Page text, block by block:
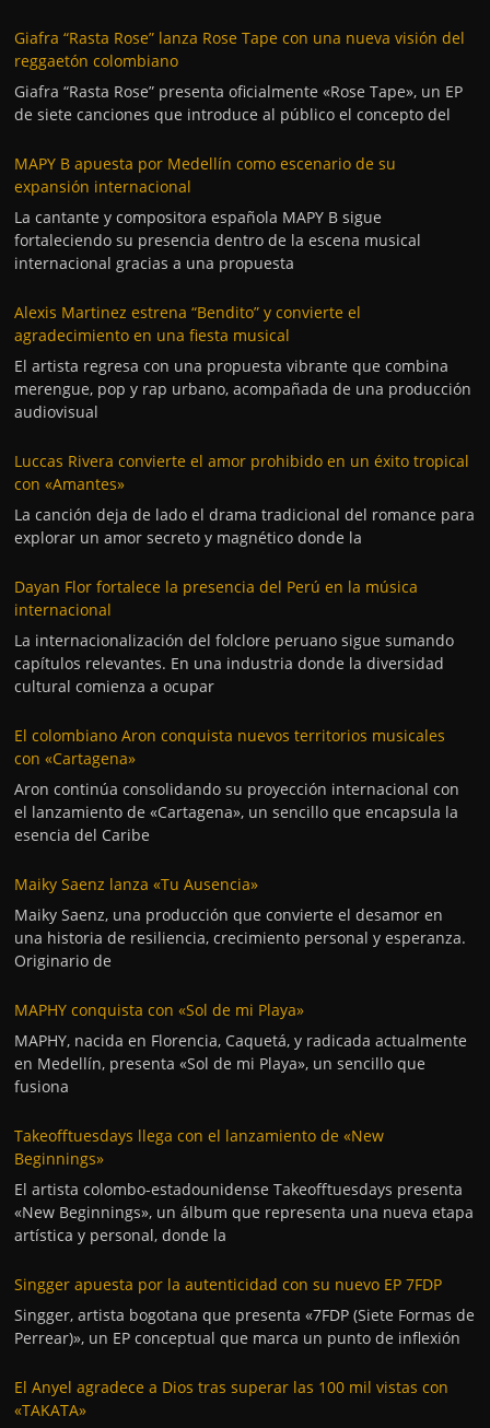
Giafra “Rasta Rose” lanza Rose Tape con una nueva visión del
reggaetón colombiano
Giafra “Rasta Rose” presenta oficialmente «Rose Tape», un EP
de siete canciones que introduce al público el concepto del
MAPY B apuesta por Medellín como escenario de su
expansión internacional
La cantante y compositora española MAPY B sigue
fortaleciendo su presencia dentro de la escena musical
internacional gracias a una propuesta
Alexis Martinez estrena “Bendito” y convierte el
agradecimiento en una fiesta musical
El artista regresa con una propuesta vibrante que combina
merengue, pop y rap urbano, acompañada de una producción
audiovisual
Luccas Rivera convierte el amor prohibido en un éxito tropical
con «Amantes»
La canción deja de lado el drama tradicional del romance para
explorar un amor secreto y magnético donde la
Dayan Flor fortalece la presencia del Perú en la música
internacional
La internacionalización del folclore peruano sigue sumando
capítulos relevantes. En una industria donde la diversidad
cultural comienza a ocupar
El colombiano Aron conquista nuevos territorios musicales
con «Cartagena»
Aron continúa consolidando su proyección internacional con
el lanzamiento de «Cartagena», un sencillo que encapsula la
esencia del Caribe
Maiky Saenz lanza «Tu Ausencia»
Maiky Saenz, una producción que convierte el desamor en
una historia de resiliencia, crecimiento personal y esperanza.
Originario de
MAPHY conquista con «Sol de mi Playa»
MAPHY, nacida en Florencia, Caquetá, y radicada actualmente
en Medellín, presenta «Sol de mi Playa», un sencillo que
fusiona
Takeofftuesdays llega con el lanzamiento de «New
Beginnings»
El artista colombo-estadounidense Takeofftuesdays presenta
«New Beginnings», un álbum que representa una nueva etapa
artística y personal, donde la
Singger apuesta por la autenticidad con su nuevo EP 7FDP
Singger, artista bogotana que presenta «7FDP (Siete Formas de
Perrear)», un EP conceptual que marca un punto de inflexión
El Anyel agradece a Dios tras superar las 100 mil vistas con
«TAKATA»